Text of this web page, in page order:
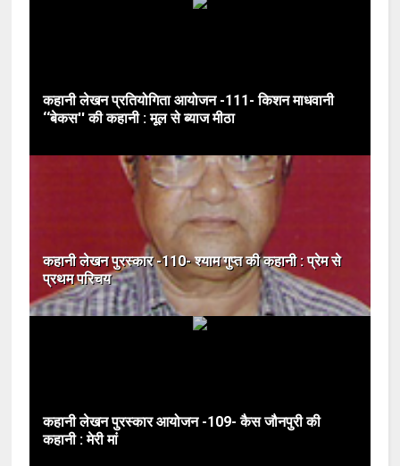
कहानी लेखन प्रतियोगिता आयोजन -111- किशन माधवानी
‘‘बेकस'' की कहानी : मूल से ब्याज मीठा
कहानी लेखन पुरस्कार -110- श्याम गुप्त की कहानी : प्रेम से
प्रथम परिचय
कहानी लेखन पुरस्कार आयोजन -109- कैस जौनपुरी की
कहानी : मेरी मां